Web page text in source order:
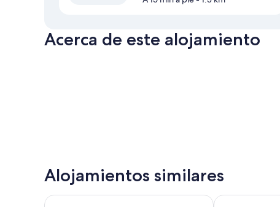
Acerca de este alojamiento
Alojamientos similares
Shoreline Motel Kennedy Park